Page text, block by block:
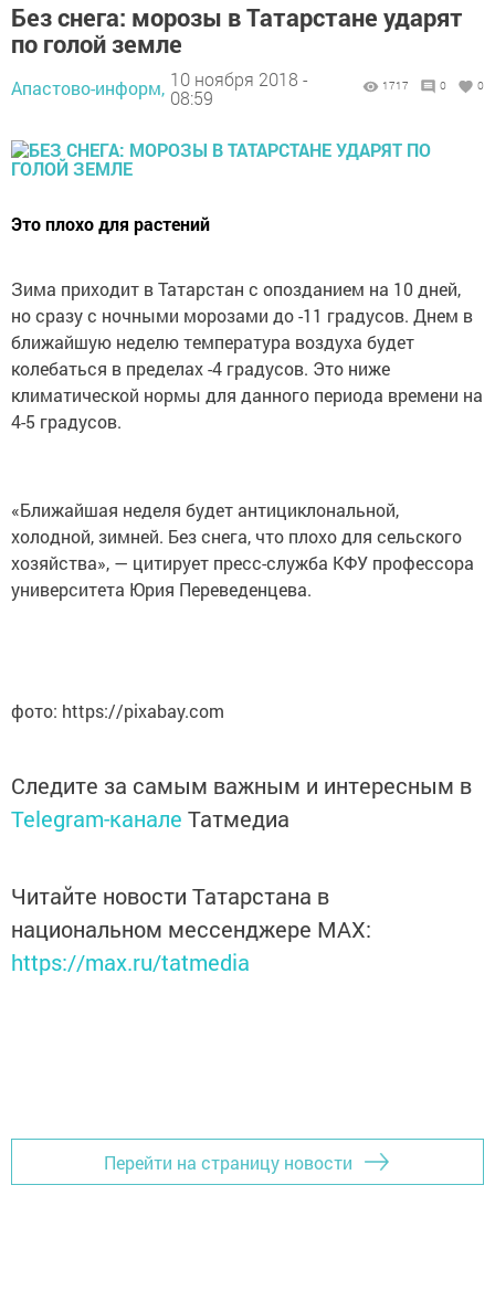
Без снега: морозы в Татарстане ударят
по голой земле
Апастово-информ, 10 ноября 2018 -
08:59
1717 0 0
Это плохо для растений
Зима приходит в Татарстан с опозданием на 10 дней,
но сразу с ночными морозами до -11 градусов. Днем в
ближайшую неделю температура воздуха будет
колебаться в пределах -4 градусов. Это ниже
климатической нормы для данного периода времени на
4-5 градусов.
«Ближайшая неделя будет антициклональной,
холодной, зимней. Без снега, что плохо для сельского
хозяйства», — цитирует пресс-служба КФУ профессора
университета Юрия Переведенцева.
фото: https://pixabay.com
Следите за самым важным и интересным в
Telegram-канале Татмедиа
Читайте новости Татарстана в
национальном мессенджере MАХ:
https://max.ru/tatmedia
Перейти на страницу новости